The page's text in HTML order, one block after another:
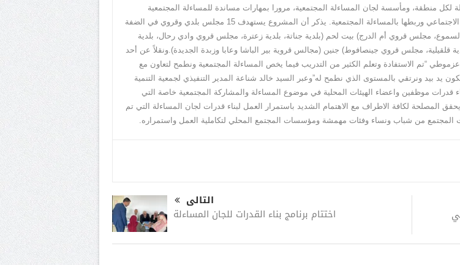
لكل منطقة، ومأسسة لجان المساءلة المجتمعية، مرورا بمهارات مساندة للمساءلة المجتمعية
وانتهاءً بيوم تدريبي خاص بطرق استخدام وسائل الاعلام ومواقع التواصل الاجتماعي وربطها بالمساءلة المجتمعية. يذكر أن المشروع يستهدف 15 مجلس بلدي وقروي في الضفة
مجلس قروي أم الدرج) بيت لحم (بلدية جناتة، بلدية زعترة، مجلس قروي وادي رحال، بلدية
قلقيلية، مجلس قروي جينصافوط) جنين (مجالس قروية بير الباشا وعابا وزبدة الجديدة).ونقلاً عن أحد
“تم الاستفادة وتعلم الكثير من التدريب فيما يخص المساءلة المجتمعية ونطمح لتعاون مع
يد بيد ونرتقي بالمستوى الذي نطمح له”وعبر السيد خالد شناعة المدير التنفيذي لجمعية التنمية
قدرات موظفين واعضاء الهيئات المحلية في موضوع المساءلة والمشاركة المجتمعية خاصة التي
المصلحة لكافة الاطراف مع الاهتمام الشديد باستمرار العمل لبناء قدرات لجان المساءلة التي تم
المجتمع من شباب ونساء وفئات مهمشة ومؤسسات المجتمع المحلي لتكاملية العمل واستمراره.
التالى
اختتام برنامج بناء القدرات للجان المساءلة